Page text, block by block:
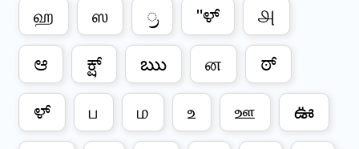
ஹ ஸ ್ರ "ಳ್ ௮
ಆ ಕ್ಷ್ ఋ ன ಠ್
ಳ್ ப ம உ ஊ ఊ